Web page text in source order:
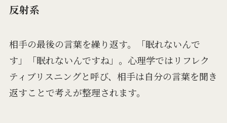
反射系
相手の最後の言葉を繰り返す。「眠れないんで
す」「眠れないんですね」。心理学ではリフレク
ティブリスニングと呼び、相手は自分の言葉を聞き
返すことで考えが整理されます。